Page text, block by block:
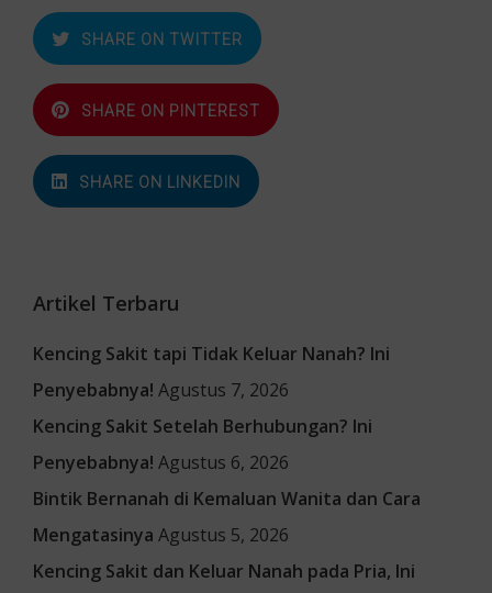
SHARE ON TWITTER
SHARE ON PINTEREST
SHARE ON LINKEDIN
Artikel Terbaru
Kencing Sakit tapi Tidak Keluar Nanah? Ini
Penyebabnya! Agustus 7, 2026
Kencing Sakit Setelah Berhubungan? Ini
Penyebabnya! Agustus 6, 2026
Bintik Bernanah di Kemaluan Wanita dan Cara
Mengatasinya Agustus 5, 2026
Kencing Sakit dan Keluar Nanah pada Pria, Ini